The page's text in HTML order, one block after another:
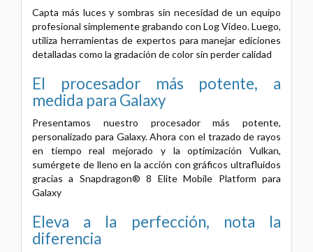
Capta más luces y sombras sin necesidad de un equipo
profesional simplemente grabando con Log Video. Luego,
utiliza herramientas de expertos para manejar ediciones
detalladas como la gradación de color sin perder calidad
El procesador más potente, a
medida para Galaxy
Presentamos nuestro procesador más potente,
personalizado para Galaxy. Ahora con el trazado de rayos
en tiempo real mejorado y la optimización Vulkan,
sumérgete de lleno en la acción con gráficos ultrafluidos
gracias a Snapdragon® 8 Elite Mobile Platform para
Galaxy
Eleva a la perfección, nota la
diferencia